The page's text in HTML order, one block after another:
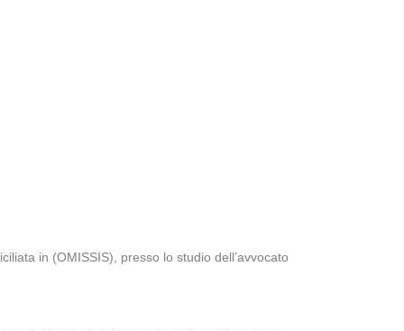
in (OMISSIS), presso lo studio dell’avvocato